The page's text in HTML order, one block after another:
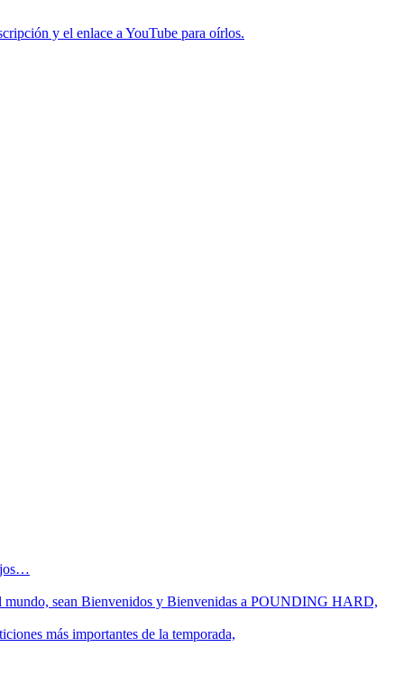
y el enlace a YouTube para oírlos.
mundo, sean Bienvenidos y Bienvenidas a POUNDING HARD,
más importantes de la temporada,